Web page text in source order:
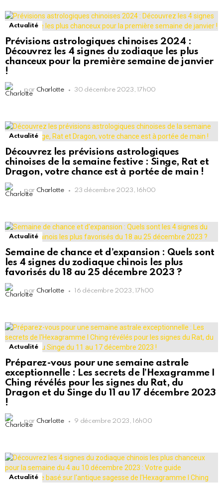
Actualité
Prévisions astrologiques chinoises 2024 :
Découvrez les 4 signes du zodiaque les plus
chanceux pour la première semaine de janvier
!
par Charlotte 30 décembre 2023, 17h00
Actualité
Découvrez les prévisions astrologiques
chinoises de la semaine festive : Singe, Rat et
Dragon, votre chance est à portée de main !
par Charlotte 23 décembre 2023, 16h00
Actualité
Semaine de chance et d’expansion : Quels sont
les 4 signes du zodiaque chinois les plus
favorisés du 18 au 25 décembre 2023 ?
par Charlotte 16 décembre 2023, 17h00
Actualité
Préparez-vous pour une semaine astrale
exceptionnelle : Les secrets de l’Hexagramme I
Ching révélés pour les signes du Rat, du
Dragon et du Singe du 11 au 17 décembre 2023
!
par Charlotte 9 décembre 2023, 16h00
Actualité